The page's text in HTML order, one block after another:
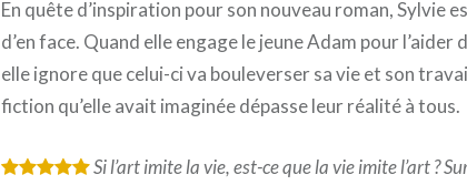
En quête d’inspiration pour son nouveau roman, Sylvie
d’en face. Quand elle engage le jeune Adam pour l’aider
elle ignore que celui-ci va bouleverser sa vie et son
fiction qu’elle avait imaginée dépasse leur réalité à tous.
* * * * *Si l’art imite la vie, est-ce que la vie imite l’art ?